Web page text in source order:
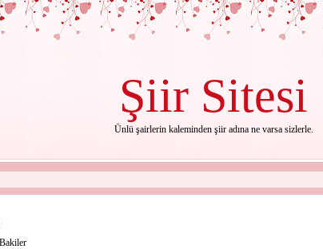
Şiir Sitesi
Ünlü şairlerin kaleminden şiir adına ne varsa sizlerle.